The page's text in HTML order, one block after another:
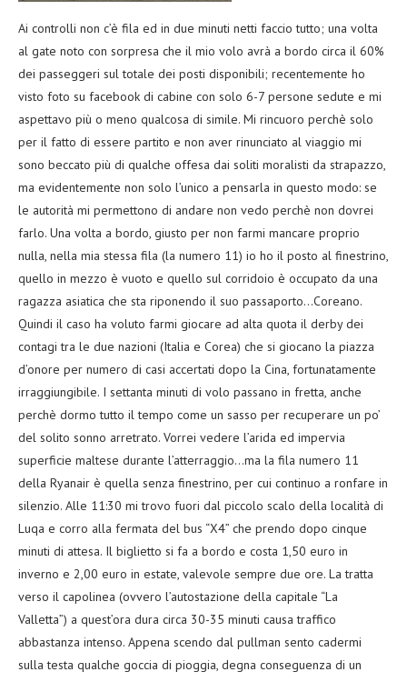
Ai controlli non c’è fila ed in due minuti netti faccio tutto; una volta
al gate noto con sorpresa che il mio volo avrà a bordo circa il 60%
dei passeggeri sul totale dei posti disponibili; recentemente ho
visto foto su facebook di cabine con solo 6-7 persone sedute e mi
aspettavo più o meno qualcosa di simile. Mi rincuoro perchè solo
per il fatto di essere partito e non aver rinunciato al viaggio mi
sono beccato più di qualche offesa dai soliti moralisti da strapazzo,
ma evidentemente non solo l’unico a pensarla in questo modo: se
le autorità mi permettono di andare non vedo perchè non dovrei
farlo. Una volta a bordo, giusto per non farmi mancare proprio
nulla, nella mia stessa fila (la numero 11) io ho il posto al finestrino,
quello in mezzo è vuoto e quello sul corridoio è occupato da una
ragazza asiatica che sta riponendo il suo passaporto…Coreano.
Quindi il caso ha voluto farmi giocare ad alta quota il derby dei
contagi tra le due nazioni (Italia e Corea) che si giocano la piazza
d’onore per numero di casi accertati dopo la Cina, fortunatamente
irraggiungibile. I settanta minuti di volo passano in fretta, anche
perchè dormo tutto il tempo come un sasso per recuperare un po’
del solito sonno arretrato. Vorrei vedere l’arida ed impervia
superficie maltese durante l’atterraggio…ma la fila numero 11
della Ryanair è quella senza finestrino, per cui continuo a ronfare in
silenzio. Alle 11:30 mi trovo fuori dal piccolo scalo della località di
Luqa e corro alla fermata del bus “X4” che prendo dopo cinque
minuti di attesa. Il biglietto si fa a bordo e costa 1,50 euro in
inverno e 2,00 euro in estate, valevole sempre due ore. La tratta
verso il capolinea (ovvero l’autostazione della capitale “La
Valletta”) a quest’ora dura circa 30-35 minuti causa traffico
abbastanza intenso. Appena scendo dal pullman sento cadermi
sulla testa qualche goccia di pioggia, degna conseguenza di un